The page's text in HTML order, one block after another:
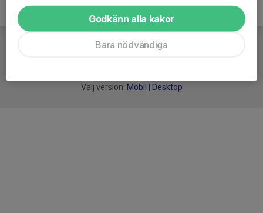
Välj version: Mobil Desktop
Godkänn alla kakor
Bara nödvändiga